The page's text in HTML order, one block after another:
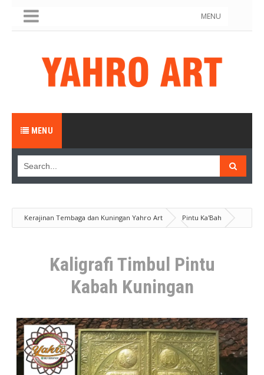
MENU
MENU
Kerajinan Tembaga dan Kuningan Yahro Art
Pintu Ka'Bah
Produk
Kaligrafi Timbul Pintu Kabah Kuningan
Kaligrafi Timbul Pintu
Kabah Kuningan